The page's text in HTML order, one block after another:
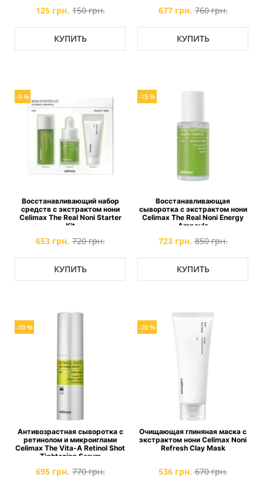
125 грн. 150 грн.
КУПИТЬ
677 грн. 760 грн.
КУПИТЬ
-9 %
Восстанавливающий набор
средств с экстрактом нони
Celimax The Real Noni Starter
Kit
653 грн. 720 грн.
КУПИТЬ
-15 %
Восстанавливающая
сыворотка с экстрактом нони
Celimax The Real Noni Energy
Ampoule
723 грн. 850 грн.
КУПИТЬ
-10 %
Антивозрастная сыворотка с
ретинолом и микроиглами
Celimax The Vita-A Retinol Shot
Tightening Serum
695 грн. 770 грн.
-20 %
Очищающая глиняная маска с
экстрактом нони Celimax Noni
Refresh Clay Mask
536 грн. 670 грн.